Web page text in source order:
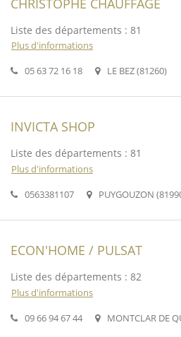
Liste des départements : 81
Plus d'informations
05 63 72 16 18
LE BEZ (81260)
INVICTA SHOP
Liste des départements : 81
Plus d'informations
0563381107
PUYGOUZON
ECON'HOME / PULSAT
Liste des départements : 82
Plus d'informations
09 66 94 67 44
MONTCLAR DE